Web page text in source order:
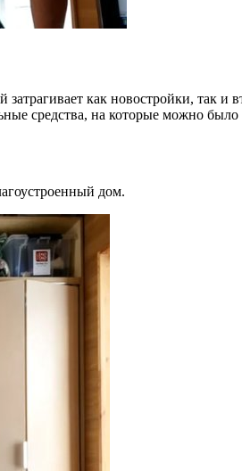
как новостройки, так
средства, на которые можно
дом.